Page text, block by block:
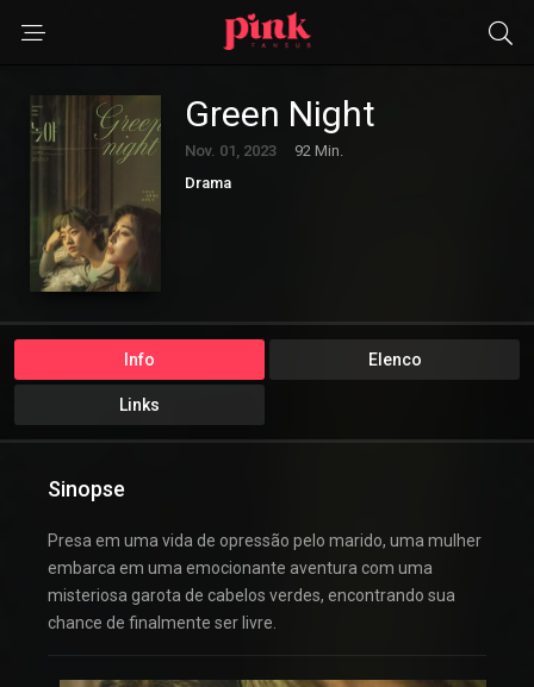
Green Night
Nov. 01, 2023
92 Min.
Drama
Info Elenco
Links
Sinopse
Presa em uma vida de opressão pelo marido, uma mulher
embarca em uma emocionante aventura com uma
misteriosa garota de cabelos verdes, encontrando sua
chance de finalmente ser livre.